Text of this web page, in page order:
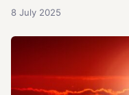
8 July 2025